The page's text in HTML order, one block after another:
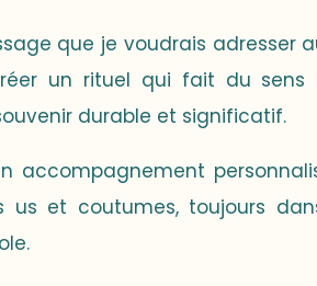
que je voudrais adresser
un rituel qui fait du
durable et significatif.
accompagnement
us et coutumes, toujours